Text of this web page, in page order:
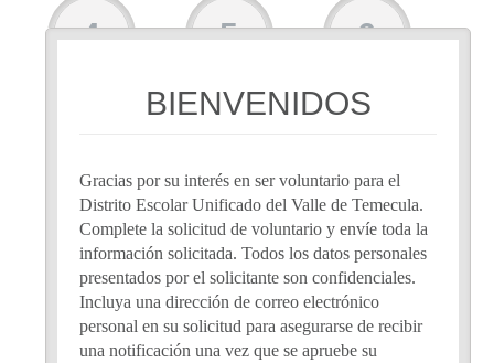
4 5 6
8
BIENVENIDOS
Gracias por su interés en ser voluntario para el
Distrito Escolar Unificado del Valle de Temecula.
Complete la solicitud de voluntario y envíe toda la
información solicitada. Todos los datos personales
presentados por el solicitante son confidenciales.
Incluya una dirección de correo electrónico
personal en su solicitud para asegurarse de recibir
una notificación una vez que se apruebe su